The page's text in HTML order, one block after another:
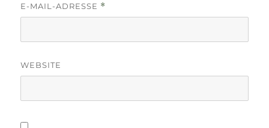
E-MAIL-ADRESSE *
WEBSITE